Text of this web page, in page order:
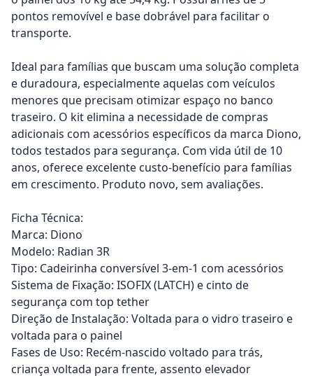
pontos removível e base dobrável para facilitar o
transporte.
Ideal para famílias que buscam uma solução completa
e duradoura, especialmente aquelas com veículos
menores que precisam otimizar espaço no banco
traseiro. O kit elimina a necessidade de compras
adicionais com acessórios específicos da marca Diono,
todos testados para segurança. Com vida útil de 10
anos, oferece excelente custo-benefício para famílias
em crescimento. Produto novo, sem avaliações.
Ficha Técnica:
Marca: Diono
Modelo: Radian 3R
Tipo: Cadeirinha conversível 3-em-1 com acessórios
Sistema de Fixação: ISOFIX (LATCH) e cinto de
segurança com top tether
Direção de Instalação: Voltada para o vidro traseiro e
voltada para o painel
Fases de Uso: Recém-nascido voltado para trás,
criança voltada para frente, assento elevador